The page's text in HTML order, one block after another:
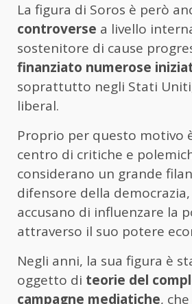
La figura di Soros è però
controverse a livello
sostenitore di cause
finanziato numerose
soprattutto negli Stati
liberal.
Proprio per questo motivo
centro di critiche e
considerano un grande
difensore della
accusano di influenzare la
attraverso il suo potere
Negli anni, la sua figura è
oggetto di teorie del
campagne mediatiche,